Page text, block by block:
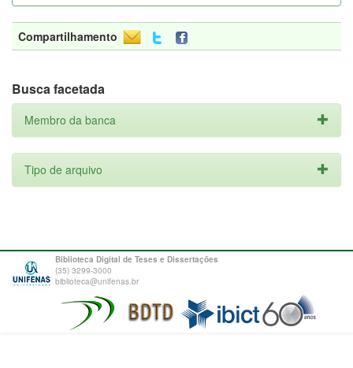
Compartilhamento
Busca facetada
Membro da banca
Tipo de arquivo
Biblioteca Digital de Teses e Dissertações
(35) 3299-3000
biblioteca@unifenas.br